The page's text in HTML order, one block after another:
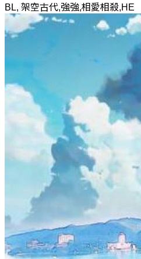
BL, 架空古代,強強,相愛相殺,HE